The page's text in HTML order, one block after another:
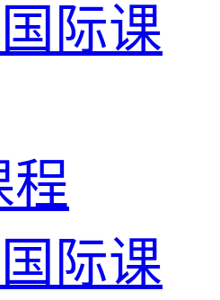
际课
程
际课